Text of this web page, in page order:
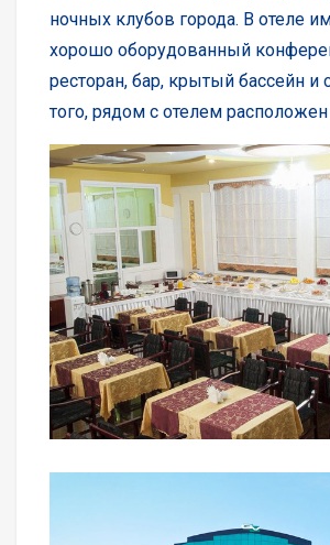
ночных клубов города. В отеле
хорошо оборудованный
ресторан, бар, крытый бассейн и
того, рядом с отелем расположен